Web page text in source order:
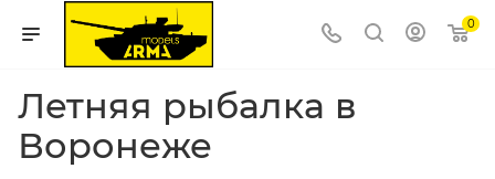
0
Летняя рыбалка в
Воронеже